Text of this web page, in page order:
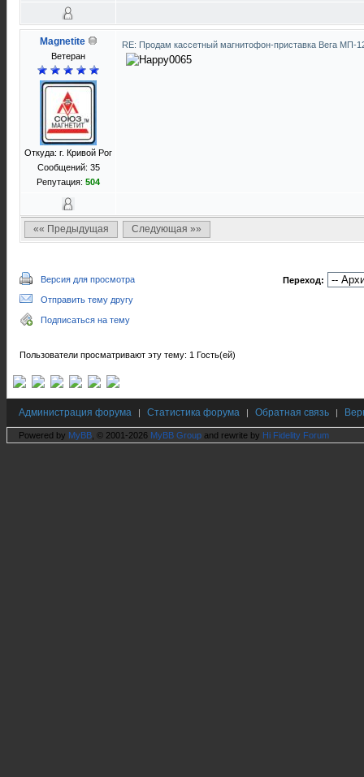
Magnetite
Ветеран
Откуда: г. Кривой Рог
Сообщений: 35
Репутация: 504
RE: Продам кассетный магнитофон-приставка Вега МП-
«« Предыдущая Следующая »»
Версия для просмотра
Отправить тему другу
Подписаться на тему
Переход:
Пользователи просматривают эту тему: 1 Гость(ей)
Администрация форума | Статистика форума | Обратная связь |
Powered by MyBB , © 2001-2026 MyBB Group and rewrite by Hi Fidelity Forum